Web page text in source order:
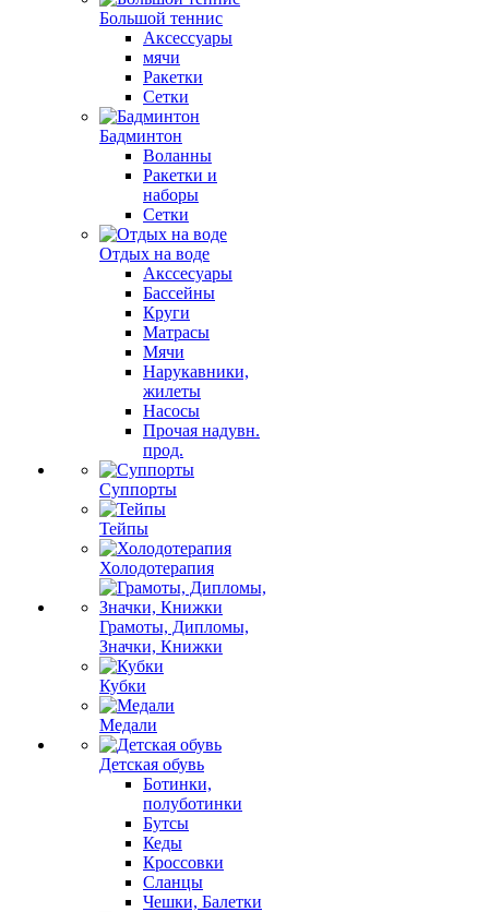
Большой теннис
Аксессуары
мячи
Ракетки
Сетки
Бадминтон
Воланны
Ракетки и
наборы
Сетки
Отдых на воде
Акссесуары
Бассейны
Круги
Матрасы
Мячи
Нарукавники,
жилеты
Насосы
Прочая надувн.
прод.
Суппорты
Тейпы
Холодотерапия
Грамоты, Дипломы,
Значки, Книжки
Кубки
Медали
Детская обувь
Ботинки,
полуботинки
Бутсы
Кеды
Кроссовки
Сланцы
Чешки, Балетки